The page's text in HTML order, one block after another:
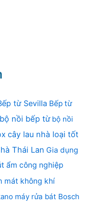
từ Sevilla Bếp từ
bộ nồi bếp từ bộ nồi
cây lau nhà loại tốt
Thái Lan Gia dụng
ẩm công nghiệp
mát không khí
máy rửa bát Bosch